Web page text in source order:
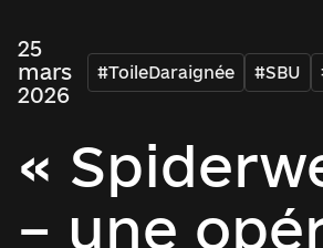
25
mars
2026
#ToileDaraignée #SBU
«
– une